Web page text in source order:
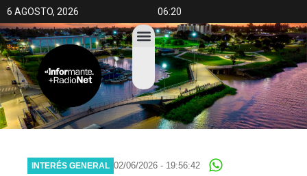
6 AGOSTO, 2026 06:20
INTERÉS GENERAL 02/06/2026 - 19:56:42